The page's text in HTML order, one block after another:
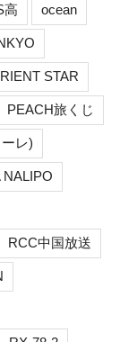
高 ocean
STAR
PEACH旅くじ
レ)
NALIPO
RCC中国放送